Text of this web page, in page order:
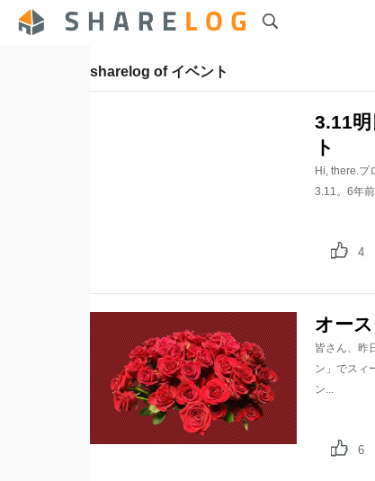
sharelog of イベント
3.11
ト
Hi, there.プ
3.11。6年
4
オー
皆さん、昨
ン」でスィ
ン...
6